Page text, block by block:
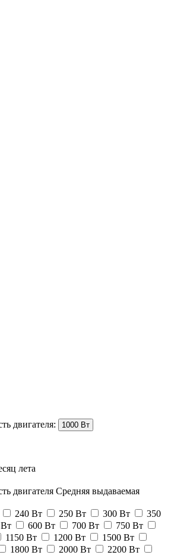
двигателя: 1000 Вт
лета
двигателя Средняя выдаваемая
240 Вт 250 Вт 300 Вт
350
600 Вт 700 Вт
750 Вт
1150 Вт 1200 Вт
1500 Вт
1800 Вт 2000 Вт
2200 Вт